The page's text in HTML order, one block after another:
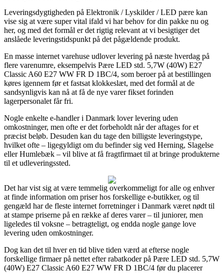
Leveringsdygtigheden på Elektronik / Lyskilder / LED pære kan
vise sig at være super vital ifald vi har behov for din pakke nu og
her, og med det formål er det rigtig relevant at vi besigtiger det
anslåede leveringstidspunkt på det pågældende produkt.
En masse internet varehuse udlover levering på næste hverdag på
flere varenumre, eksempelvis Pære LED std. 5,7W (40W) E27
Classic A60 E27 WW FR D 1BC/4, som beroer på at bestillingen
køres igennem før et fastsat klokkeslæt, med det formål at de
sandsynligvis kan nå at få de nye varer fikset forinden
lagerpersonalet får fri.
Nogle enkelte e-handler i Danmark lover levering uden
omkostninger, men ofte er det forbeholdt når der aftages for et
præcist beløb. Desuden kan du tage den billigste leveringstype,
hvilket ofte – ligegyldigt om du befinder sig ved Herning, Slagelse
eller Humlebæk – vil blive at få fragtfirmaet til at bringe produkterne
til et udleveringssted.
Det har vist sig at være temmelig overkommeligt for alle og enhver
at finde information om priser hos forskellige e-butikker, og til
gengæld har de fleste internet forretninger i Danmark været nødt til
at stampe priserne på en række af deres varer – til juniorer, men
ligeledes til voksne – betragteligt, og endda nogle gange love
levering uden omkostninger.
Dog kan det til hver en tid blive tiden værd at efterse nogle
forskellige firmaer på nettet efter rabatkoder på Pære LED std. 5,7W
(40W) E27 Classic A60 E27 WW FR D 1BC/4 før du placerer